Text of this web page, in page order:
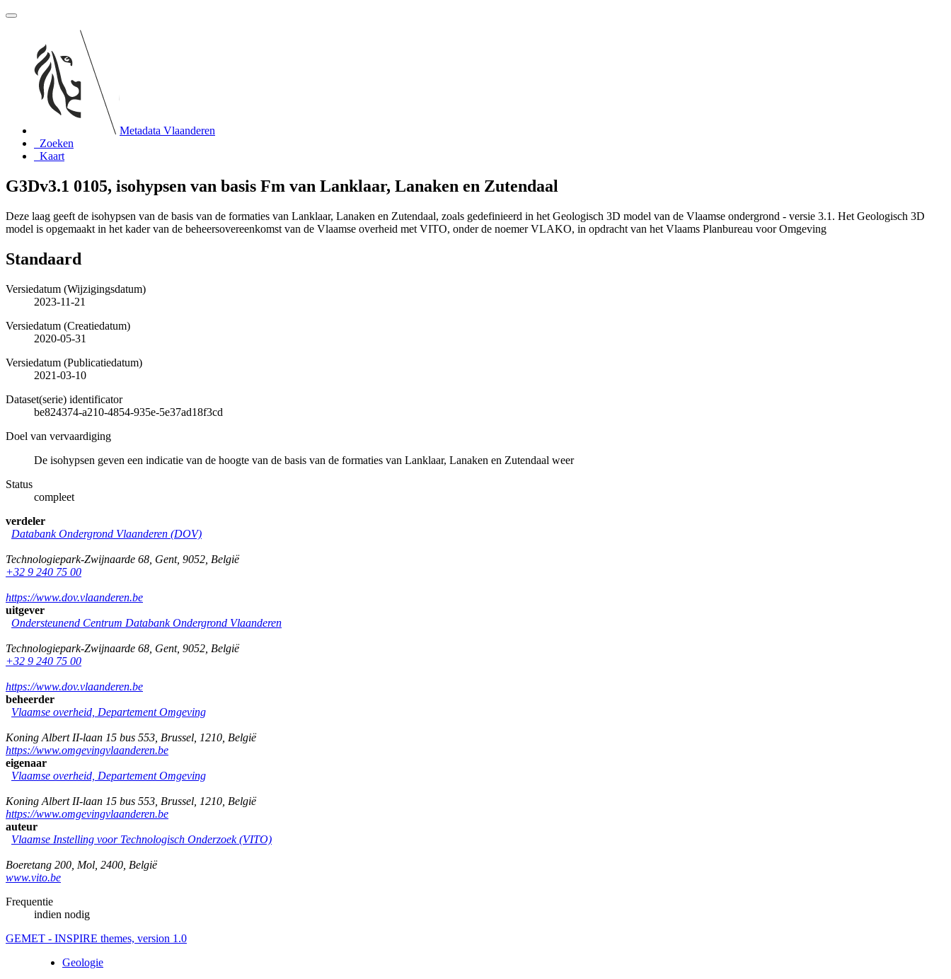
Metadata Vlaanderen
Zoeken
Kaart
G3Dv3.1 0105, isohypsen van basis Fm van Lanklaar, Lanaken en Zutendaal
Deze laag geeft de isohypsen van de basis van de formaties van Lanklaar, Lanaken en Zutendaal, zoals gedefinieerd in het Geologisch 3D model van de Vlaamse ondergrond - versie 3.1. Het Geologisch 3D
model is opgemaakt in het kader van de beheersovereenkomst van de Vlaamse overheid met VITO, onder de noemer VLAKO, in opdracht van het Vlaams Planbureau voor Omgeving
Standaard
Versiedatum (Wijzigingsdatum)
2023-11-21
Versiedatum (Creatiedatum)
2020-05-31
Versiedatum (Publicatiedatum)
2021-03-10
Dataset(serie) identificator
be824374-a210-4854-935e-5e37ad18f3cd
Doel van vervaardiging
De isohypsen geven een indicatie van de hoogte van de basis van de formaties van Lanklaar, Lanaken en Zutendaal weer
Status
compleet
verdeler
Databank Ondergrond Vlaanderen (DOV)
Technologiepark-Zwijnaarde 68 Gent, 9052 België
+32 9 240 75 00
https://www.dov.vlaanderen.be
uitgever
Ondersteunend Centrum Databank Ondergrond Vlaanderen
Technologiepark-Zwijnaarde 68 Gent, 9052 België
+32 9 240 75 00
https://www.dov.vlaanderen.be
beheerder
Vlaamse overheid, Departement Omgeving
Koning Albert II-laan 15 bus 553 Brussel 1210 België
https://www.omgevingvlaanderen.be
eigenaar
Vlaamse overheid, Departement Omgeving
Koning Albert II-laan 15 bus 553 Brussel 1210 België
https://www.omgevingvlaanderen.be
auteur
Vlaamse Instelling voor Technologisch Onderzoek (VITO)
Boeretang 200 Mol 2400 België
www.vito.be
Frequentie
indien nodig
GEMET - INSPIRE themes, version 1.0
Geologie